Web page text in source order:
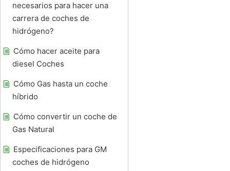
necesarios para hacer una
carrera de coches de
hidrógeno?
Cómo hacer aceite para
diesel Coches
Cómo Gas hasta un coche
híbrido
Cómo convertir un coche de
Gas Natural
Especificaciones para GM
coches de hidrógeno